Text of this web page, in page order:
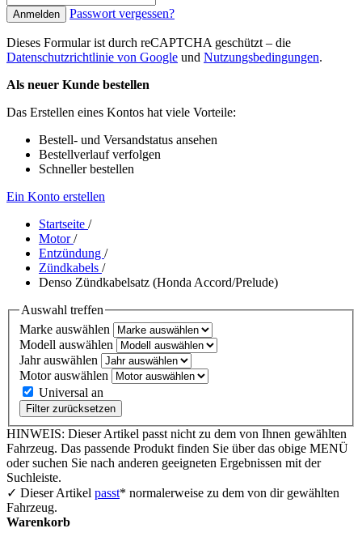
Anmelden Passwort vergessen?
Dieses Formular ist durch reCAPTCHA geschützt – die
Datenschutzrichtlinie von Google und Nutzungsbedingungen.
Als neuer Kunde bestellen
Das Erstellen eines Kontos hat viele Vorteile:
Bestell- und Versandstatus ansehen
Bestellverlauf verfolgen
Schneller bestellen
Ein Konto erstellen
Startseite /
Motor/
Entzündung /
Zündkabels /
Denso Zündkabelsatz (Honda Accord/Prelude)
Auswahl treffen
Marke auswählen
Modell auswählen
Jahr auswählen
Motor auswählen
Universal an
Filter zurücksetzen
HINWEIS: Dieser Artikel passt nicht zu dem von Ihnen gewählten
Fahrzeug. Das passende Produkt finden Sie über das obige MENÜ
oder suchen Sie nach anderen geeigneten Ergebnissen mit der
Suchleiste.
✓ Dieser Artikel passt* normalerweise zu dem von dir gewählten
Fahrzeug.
Warenkorb